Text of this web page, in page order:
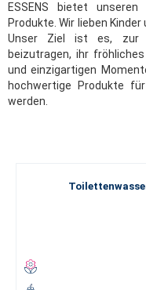
ESSENS bietet unseren
Produkte. Wir lieben
Unser Ziel ist es, zur
beizutragen, ihr
und einzigartigen
hochwertige Produkte
werden.